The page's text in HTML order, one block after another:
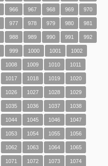
966 967 968 969 970
977 978 979 980 981
988 989 990 991 992
999 1000 1001 1002
1008 1009 1010 1011
1017 1018 1019 1020
1026 1027 1028 1029
1035 1036 1037 1038
1044 1045 1046 1047
1053 1054 1055 1056
1062 1063 1064 1065
1071 1072 1073 1074